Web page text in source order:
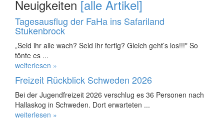
Neuigkeiten [alle Artikel]
Tagesausflug der FaHa ins Safariland
Stukenbrock
„Seid ihr alle wach? Seid ihr fertig? Gleich geht’s los!!!" So
tönte es ...
weiterlesen »
Freizeit Rückblick Schweden 2026
Bei der Jugendfreizeit 2026 verschlug es 36 Personen nach
Hallaskog in Schweden. Dort erwarteten ...
weiterlesen »